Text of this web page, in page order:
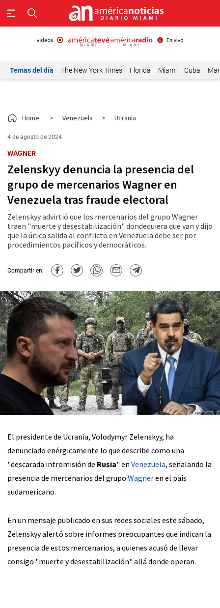
Temas del día The New York Times Florida Miami Cuba
Home > Venezuela > Ucrania
4 de agosto de 2024
WAGNER
Zelenskyy denuncia la presencia del
grupo de mercenarios Wagner en
Venezuela tras fraude electoral
Zelenskyy advirtió que los mercenarios del grupo Wagner
traen "muerte y desestabilización" dondequiera que van y dijo
que la única salida al conflicto en Venezuela debe ser por
procedimientos pacíficos y democráticos.
Compartir en:
El presidente de Ucrania, Volodymyr Zelenskyy, ha
denunciado enérgicamente lo que describe como una
"descarada intromisión de Rusia" en Venezuela, señalando la
presencia de mercenarios del grupo Wagneren el país
sudamericano.
En un mensaje publicado en sus redes sociales este sábado,
Zelenskyy alertó sobre informes preocupantes que indican la
presencia de estos mercenarios, a quienes acusó de llevar
consigo "muerte y desestabilización" allá donde operan.